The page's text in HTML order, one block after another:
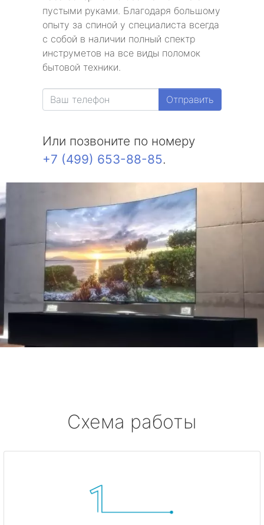
пустыми руками. Благодаря большому
опыту за спиной у специалиста всегда
с собой в наличии полный спектр
инструметов на все виды поломок
бытовой техники.
Отправить
Или позвоните по номеру
+7 (499) 653-88-85.
Схема работы